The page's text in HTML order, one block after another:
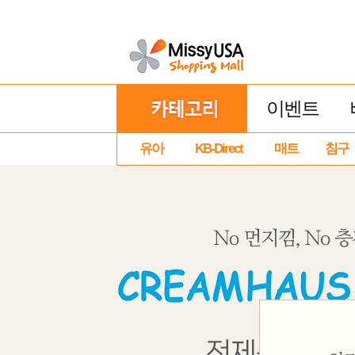
유아 KB-Direct 매트 침구
이벤트